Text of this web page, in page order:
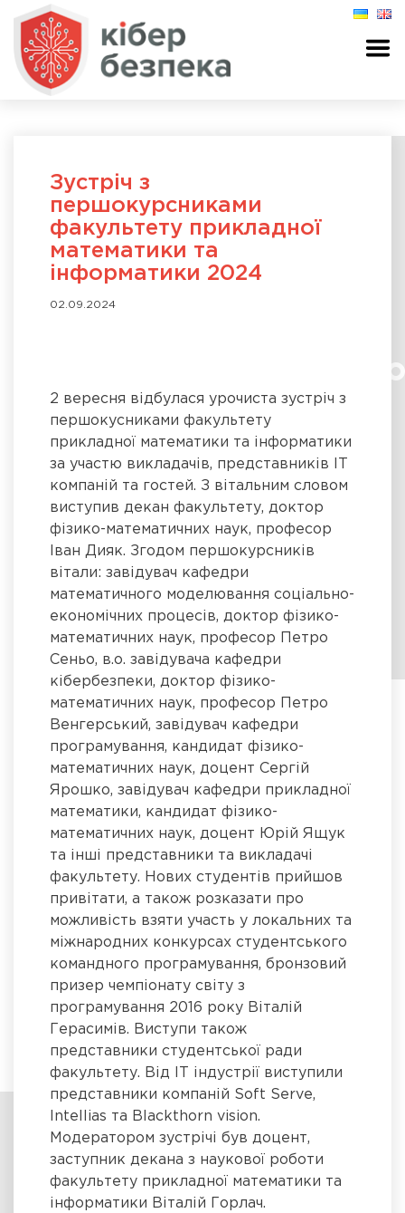
Зустріч з
першокурсниками
факультету прикладної
математики та
інформатики 2024
02.09.2024
2 вересня відбулася урочиста зустріч з
першокусниками факультету
прикладної математики та інформатики
за участю викладачів, представників ІТ
компаній та гостей. З вітальним словом
виступив декан факультету, доктор
фізико-математичних наук, професор
Іван Дияк. Згодом першокурсників
вітали: завідувач кафедри
математичного моделювання соціально-
економічних процесів, доктор фізико-
математичних наук, професор Петро
Сеньо, в.о. завідувача кафедри
кібербезпеки, доктор фізико-
математичних наук, професор Петро
Венгерський, завідувач кафедри
програмування, кандидат фізико-
математичних наук, доцент Сергій
Ярошко, завідувач кафедри прикладної
математики, кандидат фізико-
математичних наук, доцент Юрій Ящук
та інші представники та викладачі
факультету. Нових студентів прийшов
привітати, а також розказати про
можливість взяти участь у локальних та
міжнародних конкурсах студентського
командного програмування, бронзовий
призер чемпіонату світу з
програмування 2016 року Віталій
Герасимів. Виступи також
представники студентської ради
факультету. Від ІТ індустрії виступили
представники компаній Soft Serve,
Intellias та Blackthorn vision.
Модератором зустрічі був доцент,
заступник декана з наукової роботи
факультету прикладної математики та
інформатики Віталій Горлач.